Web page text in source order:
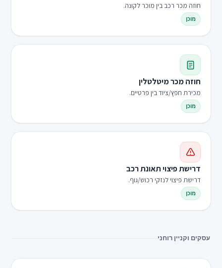
חוזה מכר רכב בין מוכר לקונה.
מוכן
חוזה מכר מיטלטלין
מכירת חפץ/ציוד בין פרטיים.
מוכן
דרישת פיצוי תאונת רכב
דרישת פיצוי לנזקי רכוש/גוף.
מוכן
עסקים וקניין רוחני